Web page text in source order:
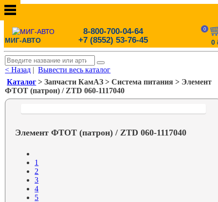
МИГ-АВТО
8-800-700-04-64
+7 (8552) 53-76-45
0
0
< Назад |Вывести весь каталог
Каталог > Запчасти КамАЗ > Система питания > Элемент
ФТОТ (патрон) / ZTD 060-1117040
Элемент ФТОТ (патрон) / ZTD 060-1117040
1
2
3
4
5